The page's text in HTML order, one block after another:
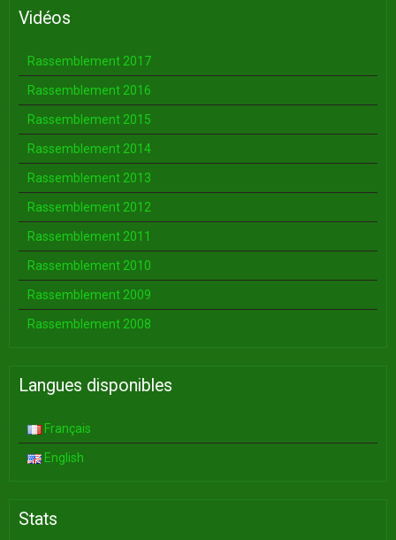
Vidéos
Rassemblement 2017
Rassemblement 2016
Rassemblement 2015
Rassemblement 2014
Rassemblement 2013
Rassemblement 2012
Rassemblement 2011
Rassemblement 2010
Rassemblement 2009
Rassemblement 2008
Langues disponibles
Français
English
Stats